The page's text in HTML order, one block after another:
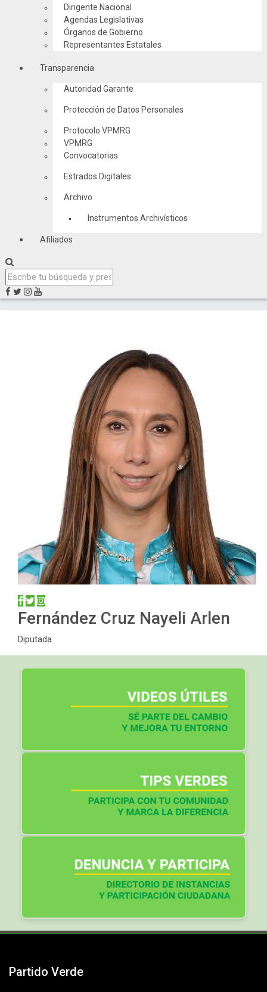
Dirigente Nacional
Agendas Legislativas
Órganos de Gobierno
Representantes Estatales
Transparencia
Autoridad Garante
Protección de Datos Personales
Protocolo VPMRG
VPMRG
Convocatorias
Estrados Digitales
Archivo
Instrumentos Archivísticos
Afiliados
Fernández Cruz Nayeli Arlen
Diputada
Partido Verde